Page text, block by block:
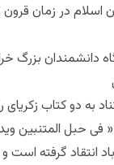
اسلام در زمان
به دو کتاب زکریای
فی حبل المتنبین
انتقاد گرفته است